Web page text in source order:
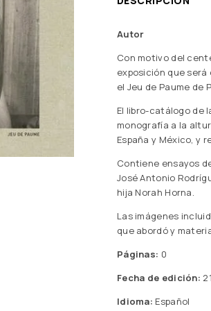
Autor
Con motivo del
exposición que será
el Jeu de Paume de
El libro-catálogo de
monografía a la
España y México, y
Contiene ensayos
José Antonio
hija Norah Horna.
Las imágenes
que abordó y
Páginas: 0
Fecha de edición:
Idioma: Español